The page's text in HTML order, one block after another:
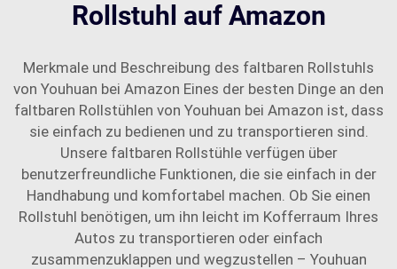
Rollstuhl auf Amazon
Merkmale und Beschreibung des faltbaren Rollstuhls
von Youhuan bei Amazon Eines der besten Dinge an den
faltbaren Rollstühlen von Youhuan bei Amazon ist, dass
sie einfach zu bedienen und zu transportieren sind.
Unsere faltbaren Rollstühle verfügen über
benutzerfreundliche Funktionen, die sie einfach in der
Handhabung und komfortabel machen. Ob Sie einen
Rollstuhl benötigen, um ihn leicht im Kofferraum Ihres
Autos zu transportieren oder einfach
zusammenzuklappen und wegzustellen – Youhuan